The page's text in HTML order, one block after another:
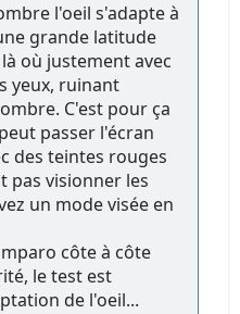
l'oeil s'adapte à
grande latitude
où justement avec
yeux, ruinant
C'est pour ça
passer l'écran
des teintes rouges
pas visionner les
un mode visée en
côte à côte
le test est
de l'oeil...